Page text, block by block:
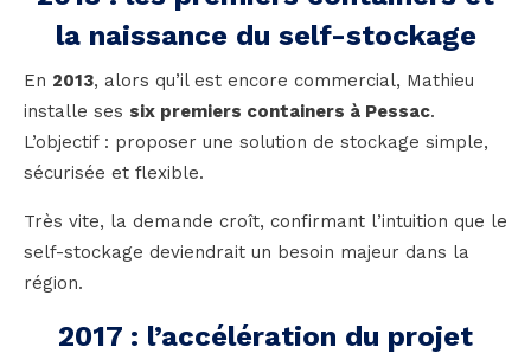
la naissance du self-stockage
En 2013, alors qu’il est encore commercial, Mathieu
installe ses six premiers containers à Pessac.
L’objectif : proposer une solution de stockage simple,
sécurisée et flexible.
Très vite, la demande croît, confirmant l’intuition que le
self-stockage deviendrait un besoin majeur dans la
région.
2017 : l’accélération du projet